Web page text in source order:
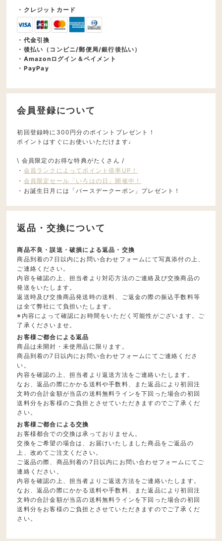
・クレジットカード
・代金引換
・後払い（コンビニ/郵便局/銀行後払い）
・Amazonログイン＆ペイメント
・PayPay
会員登録について
初回登録時に300円分のポイントプレゼント！
ポイントはすぐにお使いいただけます♩
\ 会員限定のお得な特典がたくさん /
・ 会員ランクによってポイント倍率UP！
・ 会員限定セール「いろはの日」開催中！
・お誕生日月には「バースデークーポン」プレゼント！
返品・交換について
商品不良・誤送・破損による返品・交換
商品到着の7日以内にお問い合わせフォームにて写真添付の上、
ご連絡ください。
内容を確認の上、担当者より対応方法のご連絡及び交換商品の
発送をいたします。
返送時及び交換商品発送時の送料、ご返金の際の振込手数料等
は全て弊社にて負担いたします。
※内容によって確認にお時間をいただく可能性がございます。ご
了承くださいませ。
お客様ご都合による返品
商品は未開封・未使用品に限ります。
商品到着の7日以内にお問い合わせフォームにてご連絡くださ
い。
内容を確認の上、担当者より返送方法をご連絡いたします。
なお、返品の際にかかる送料や手数料、また返品により初回注
文時の合計金額が当店の送料無料ラインを下回った場合の初回
送料分をお客様のご負担とさせていただきますのでご了承くだ
さい。
お客様ご都合による交換
お客様都合での交換は承っておりません。
交換をご希望の場合は、お届けいたしました商品をご返品の
上、改めてご注文ください。
ご返品の際、商品到着の7日以内にお問い合わせフォームにてご
連絡ください。
内容を確認の上、担当者よりご返送方法をご連絡いたします。
なお、返品の際にかかる送料や手数料、また返品により初回注
文時の合計金額が当店の送料無料ラインを下回った場合の初回
送料分をお客様のご負担とさせていただきますのでご了承くだ
さい。